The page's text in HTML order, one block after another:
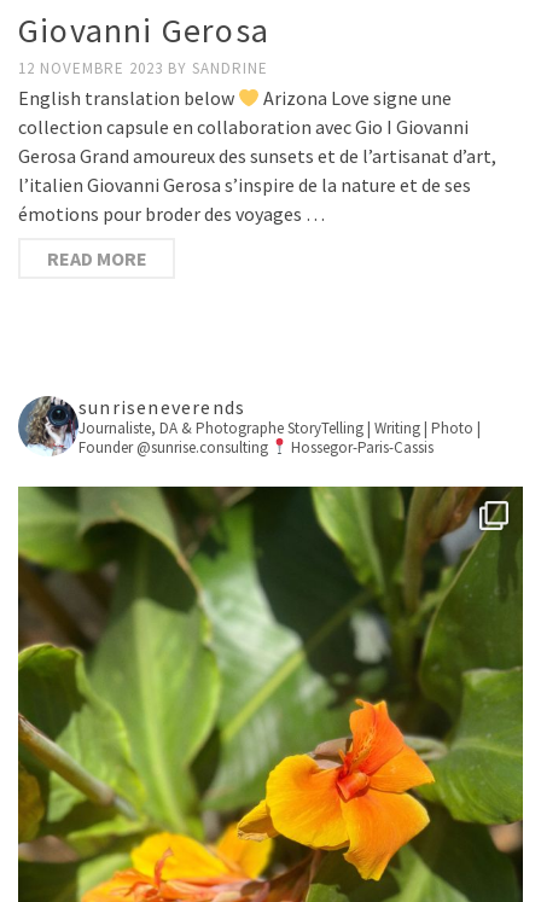
Giovanni Gerosa
12 NOVEMBRE 2023 BY SANDRINE
English translation below
Arizona Love signe une
collection capsule en collaboration avec Gio I Giovanni
Gerosa Grand amoureux des sunsets et de l’artisanat d’art,
l’italien Giovanni Gerosa s’inspire de la nature et de ses
émotions pour broder des voyages …
READ MORE
sunriseneverends
Journaliste, DA & PhotographeStoryTelling | Writing | Photo |
Founder @sunrise.consulting
Hossegor-Paris-Cassis